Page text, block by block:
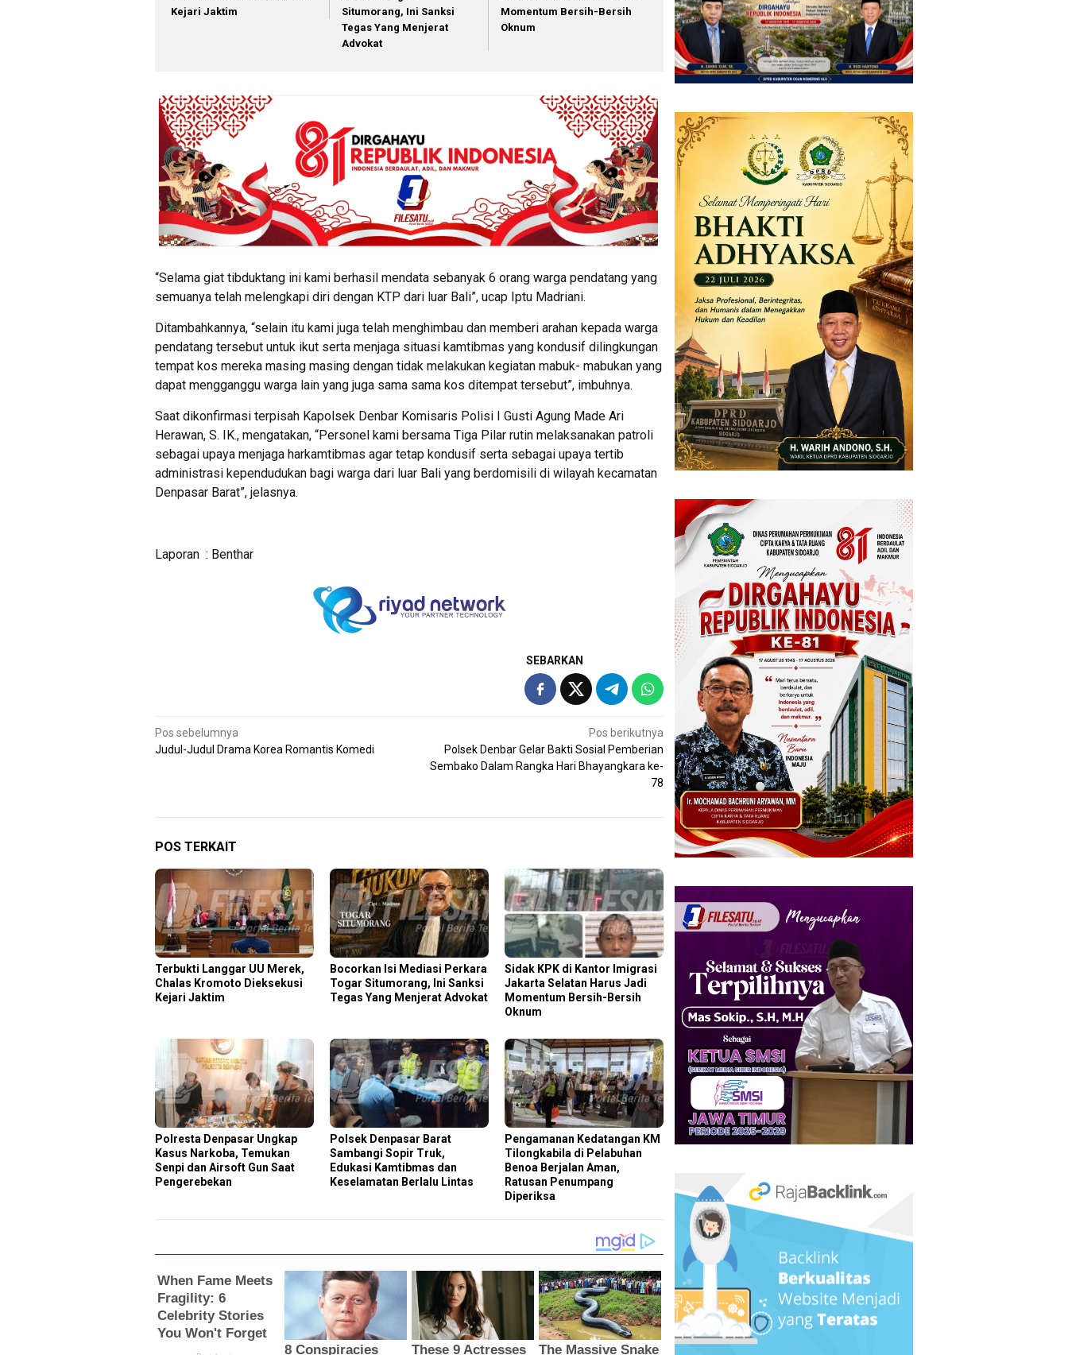
Kejari Jaktim
Situmorang, Ini Sanksi
Tegas Yang Menjerat
Advokat
Momentum Bersih-Bersih
Oknum
“Selama giat tibduktang ini kami berhasil mendata sebanyak 6 orang warga pendatang yang
semuanya telah melengkapi diri dengan KTP dari luar Bali”, ucap Iptu Madriani.
Ditambahkannya, “selain itu kami juga telah menghimbau dan memberi arahan kepada warga
pendatang tersebut untuk ikut serta menjaga situasi kamtibmas yang kondusif dilingkungan
tempat kos mereka masing masing dengan tidak melakukan kegiatan mabuk- mabukan yang
dapat mengganggu warga lain yang juga sama sama kos ditempat tersebut”, imbuhnya.
Saat dikonfirmasi terpisah Kapolsek Denbar Komisaris Polisi I Gusti Agung Made Ari
Herawan, S. IK., mengatakan, “Personel kami bersama Tiga Pilar rutin melaksanakan patroli
sebagai upaya menjaga harkamtibmas agar tetap kondusif serta sebagai upaya tertib
administrasi kependudukan bagi warga dari luar Bali yang berdomisili di wilayah kecamatan
Denpasar Barat”, jelasnya.
Laporan : Benthar
SEBARKAN
Navigasi
pos
Pos sebelumnya
Judul-Judul Drama Korea Romantis Komedi
Pos berikutnya
Polsek Denbar Gelar Bakti Sosial Pemberian
Sembako Dalam Rangka Hari Bhayangkara ke-
78
POS TERKAIT
Terbukti Langgar UU Merek,
Chalas Kromoto Dieksekusi
Kejari Jaktim
Bocorkan Isi Mediasi Perkara
Togar Situmorang, Ini Sanksi
Tegas Yang Menjerat Advokat
Sidak KPK di Kantor Imigrasi
Jakarta Selatan Harus Jadi
Momentum Bersih-Bersih
Oknum
Polresta Denpasar Ungkap
Kasus Narkoba, Temukan
Senpi dan Airsoft Gun Saat
Pengerebekan
Polsek Denpasar Barat
Sambangi Sopir Truk,
Edukasi Kamtibmas dan
Keselamatan Berlalu Lintas
Pengamanan Kedatangan KM
Tilongkabila di Pelabuhan
Benoa Berjalan Aman,
Ratusan Penumpang
Diperiksa